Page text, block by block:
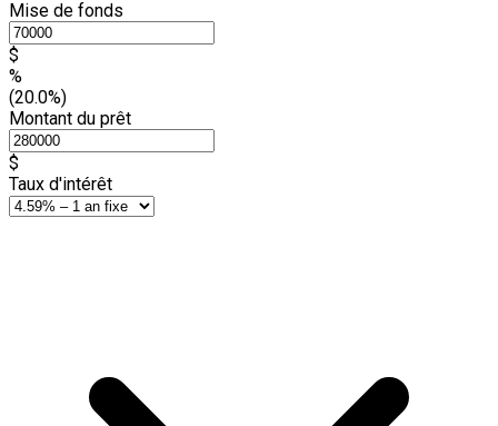
Mise de fonds
$
%
(20.0%)
Montant du prêt
$
Taux d'intérêt